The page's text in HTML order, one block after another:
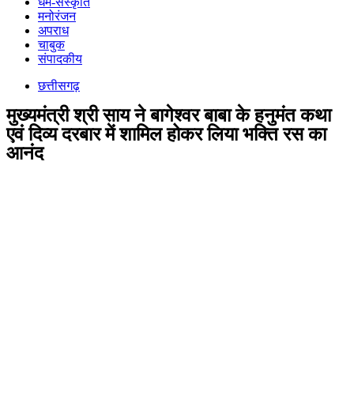
मनोरंजन
अपराध
चाबुक
संपादकीय
छत्तीसगढ़
मुख्यमंत्री श्री साय ने बागेश्वर बाबा के हनुमंत कथा
एवं दिव्य दरबार में शामिल होकर लिया भक्ति रस का
आनंद